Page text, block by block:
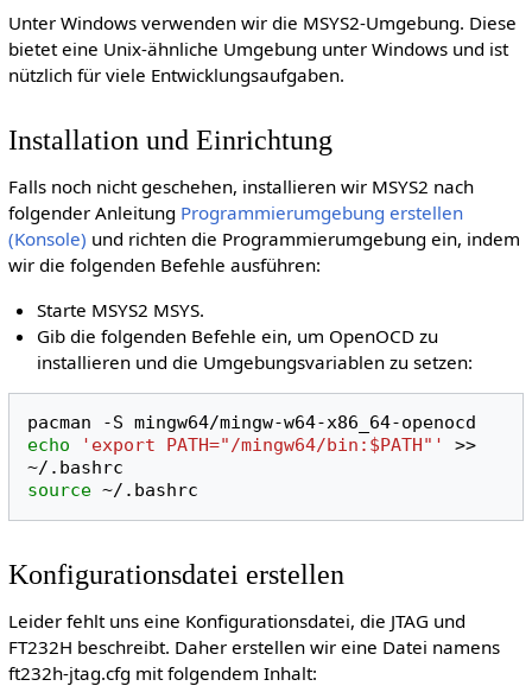
Unter Windows verwenden wir die MSYS2-Umgebung. Diese
bietet eine Unix-ähnliche Umgebung unter Windows und ist
nützlich für viele Entwicklungsaufgaben.
Installation und Einrichtung
Falls noch nicht geschehen, installieren wir MSYS2 nach
folgender Anleitung Programmierumgebung erstellen
(Konsole) und richten die Programmierumgebung ein, indem
wir die folgenden Befehle ausführen:
Starte MSYS2 MSYS.
Gib die folgenden Befehle ein, um OpenOCD zu
installieren und die Umgebungsvariablen zu setzen:
pacman -S
echo
'export PATH="/mingw64/bin:$PATH"'
>>
source
Konfigurationsdatei erstellen
Leider fehlt uns eine Konfigurationsdatei, die JTAG und
FT232H beschreibt. Daher erstellen wir eine Datei namens
ft232h-jtag.cfg mit folgendem Inhalt: